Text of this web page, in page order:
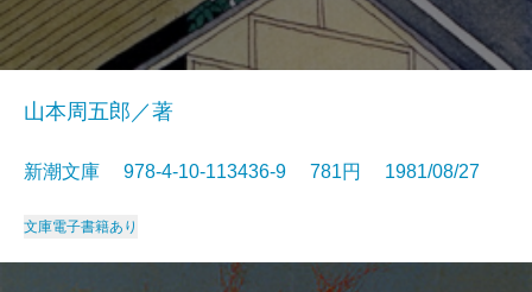
山本周五郎／著
新潮文庫 978-4-10-113436-9 781円 1981/08/27
文庫電子書籍あり